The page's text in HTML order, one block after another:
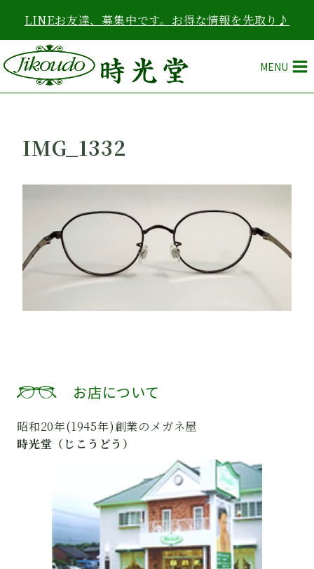
を
ス
キ
ッ
LINEお友達、募集中です。お得な情報を先取り♪
MENU
IMG_1332
お店について
昭和20年(1945年)創業のメガネ屋
時光堂（じこうどう）